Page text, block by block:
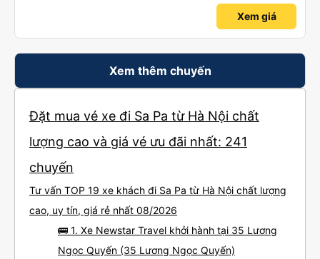
Xem giá
Xem thêm chuyến
Đặt mua vé xe đi Sa Pa từ Hà Nội chất
lượng cao và giá vé ưu đãi nhất: 241
chuyến
Tư vấn TOP 19 xe khách đi Sa Pa từ Hà Nội chất lượng
cao, uy tín, giá rẻ nhất 08/2026
🚌 1. Xe Newstar Travel khởi hành tại 35 Lương
Ngọc Quyến (35 Lương Ngọc Quyến)